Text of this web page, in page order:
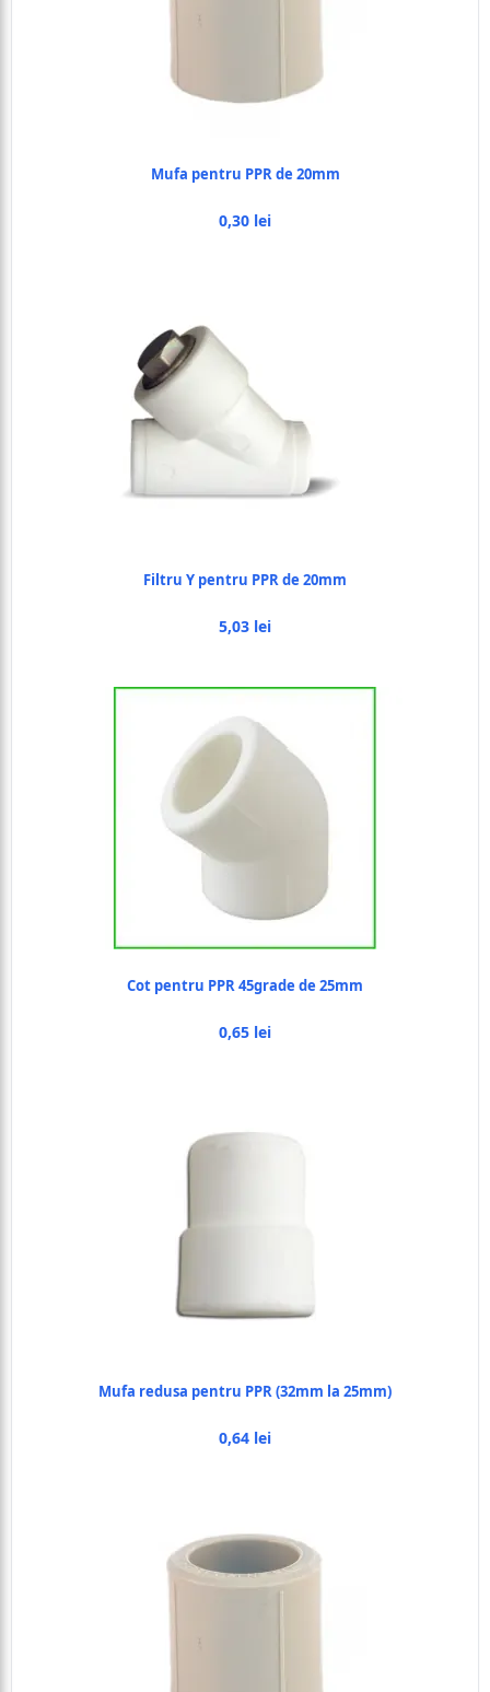
Mufa pentru PPR de 20mm
0,30 lei
Filtru Y pentru PPR de 20mm
5,03 lei
Cot pentru PPR 45grade de 25mm
0,65 lei
Mufa redusa pentru PPR (32mm la 25mm)
0,64 lei